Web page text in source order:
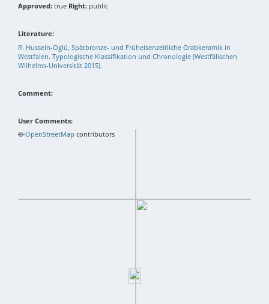
Approved: true Right: public
Literature:
R. Hussein-Oglü, Spätbronze- und Früheisenzeitliche Grabkeramik in
Westfalen. Typologische Klassifikation und Chronologie (Westfälischen
Wilhelms-Universität 2015).
Comment:
User Comments:
+−
©OpenStreetMap contributors